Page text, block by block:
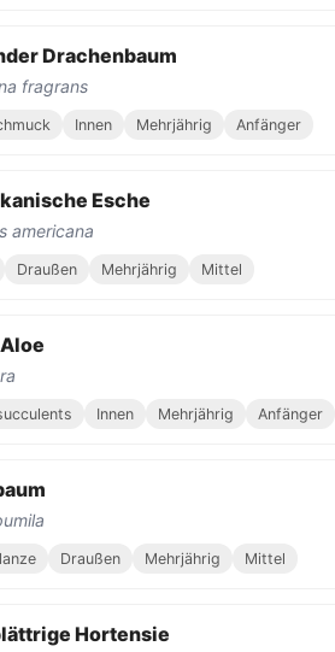
Drachenbaum
fragrans
Innen Mehrjährig Anfänger
Esche
americana
Draußen Mehrjährig Mittel
Innen Mehrjährig Anfänger
Draußen Mehrjährig Mittel
Hortensie